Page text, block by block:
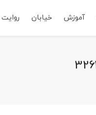
آموزش خیابان روایت